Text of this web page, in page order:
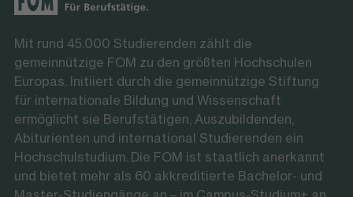
Mit rund 45.000 Studierenden zählt die
gemeinnützige FOM zu den größten Hochschulen
Europas. Initiiert durch die gemeinnützige Stiftung
für internationale Bildung und Wissenschaft
ermöglicht sie Berufstätigen, Auszubildenden,
Abiturienten und international Studierenden ein
Hochschulstudium. Die FOM ist staatlich anerkannt
und bietet mehr als 60 akkreditierte Bachelor- und